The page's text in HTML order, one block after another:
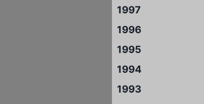
1997
1996
1995
1994
1993